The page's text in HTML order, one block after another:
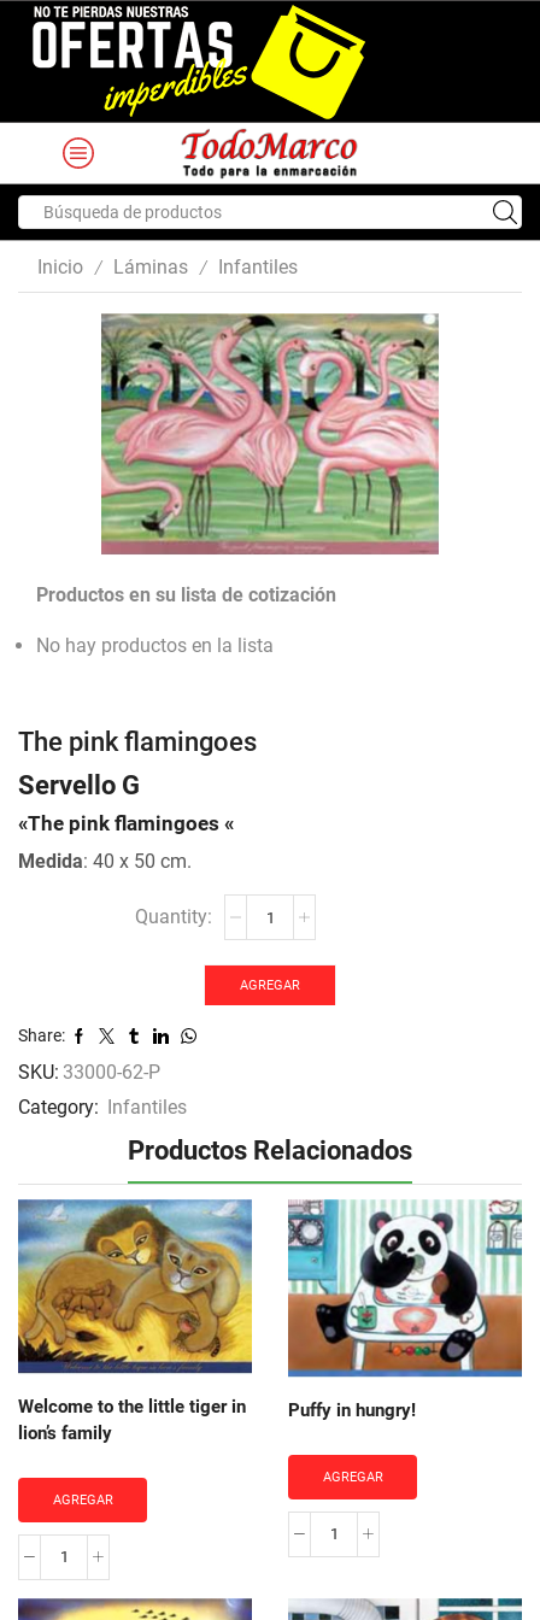
input
Inicio / Láminas / Infantiles
Productos en su lista de cotización
No hay productos en la lista
The pink flamingoes
Servello G
«The pink flamingoes «
Medida: 40 x 50 cm.
cantidad
AGREGAR
Share:
SKU: 33000-62-P
Category:
Infantiles
Productos Relacionados
Welcome to the little tiger in
lion’s family
AGREGAR
Welcome
to
Puffy in hungry!
AGREGAR
Puffy
hungry!